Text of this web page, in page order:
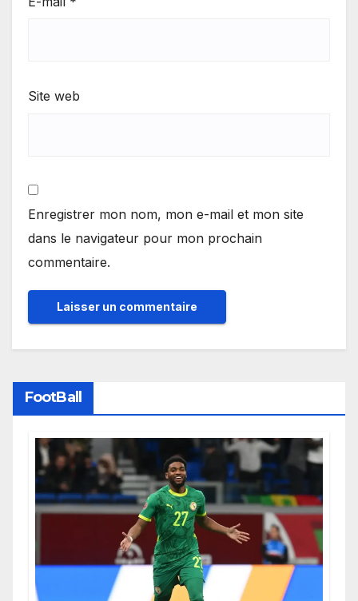
Site web
Enregistrer mon nom, mon e-mail et mon site
dans le navigateur pour mon prochain
commentaire.
FootBall